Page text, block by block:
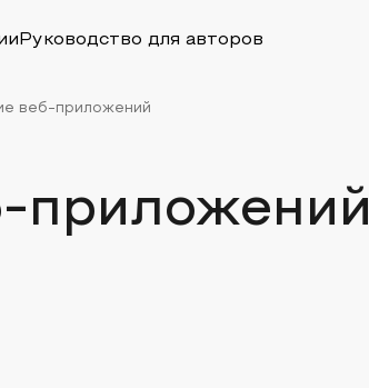
Руководство для авторов
веб-приложений
приложений